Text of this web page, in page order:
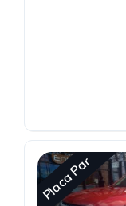
Placa Par